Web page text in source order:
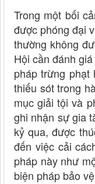
Trong một bối
được phóng đại
thường không
Hội cần đánh
pháp trừng
thiếu sót trong
mục giải tội và
ghi nhận sự gia
kỷ qua, được
đến việc cải
pháp này như
biện pháp bảo